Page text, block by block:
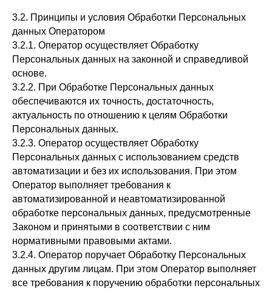
3.2. Принципы и условия Обработки Персональных
данных Оператором
3.2.1. Оператор осуществляет Обработку
Персональных данных на законной и справедливой
основе.
3.2.2. При Обработке Персональных данных
обеспечиваются их точность, достаточность,
актуальность по отношению к целям Обработки
Персональных данных.
3.2.3. Оператор осуществляет Обработку
Персональных данных с использованием средств
автоматизации и без их использования. При этом
Оператор выполняет требования к
автоматизированной и неавтоматизированной
обработке персональных данных, предусмотренные
Законом и принятыми в соответствии с ним
нормативными правовыми актами.
3.2.4. Оператор поручает Обработку Персональных
данных другим лицам. При этом Оператор выполняет
все требования к поручению обработки персональных